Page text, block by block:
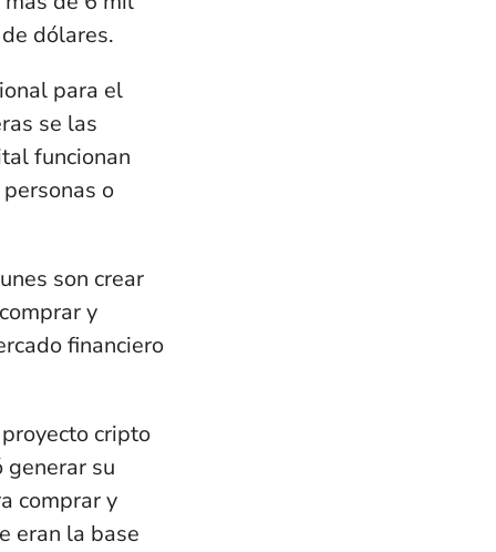
dólares.
para el
se las
funcionan
o
son crear
y
financiero
cripto
generar su
comprar y
eran la base